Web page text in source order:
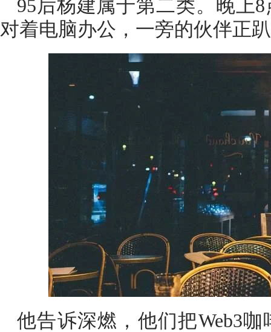
95后杨建属于第二类。晚上
对着电脑办公，一旁的伙伴正
他告诉深燃，他们把Web3